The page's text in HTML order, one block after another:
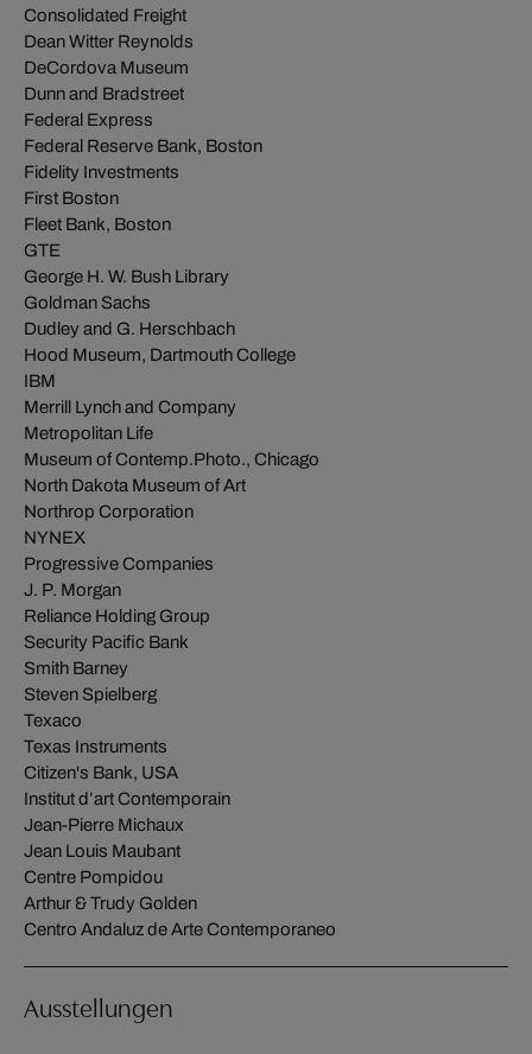
Consolidated Freight
Dean Witter Reynolds
DeCordova Museum
Dunn and Bradstreet
Federal Express
Federal Reserve Bank, Boston
Fidelity Investments
First Boston
Fleet Bank, Boston
GTE
George H. W. Bush Library
Goldman Sachs
Dudley and G. Herschbach
Hood Museum, Dartmouth College
IBM
Merrill Lynch and Company
Metropolitan Life
Museum of Contemp.Photo., Chicago
North Dakota Museum of Art
Northrop Corporation
NYNEX
Progressive Companies
J. P. Morgan
Reliance Holding Group
Security Pacific Bank
Smith Barney
Steven Spielberg
Texaco
Texas Instruments
Citizen's Bank, USA
Institut d’art Contemporain
Jean-Pierre Michaux
Jean Louis Maubant
Centre Pompidou
Arthur & Trudy Golden
Centro Andaluz de Arte Contemporaneo
Ausstellungen